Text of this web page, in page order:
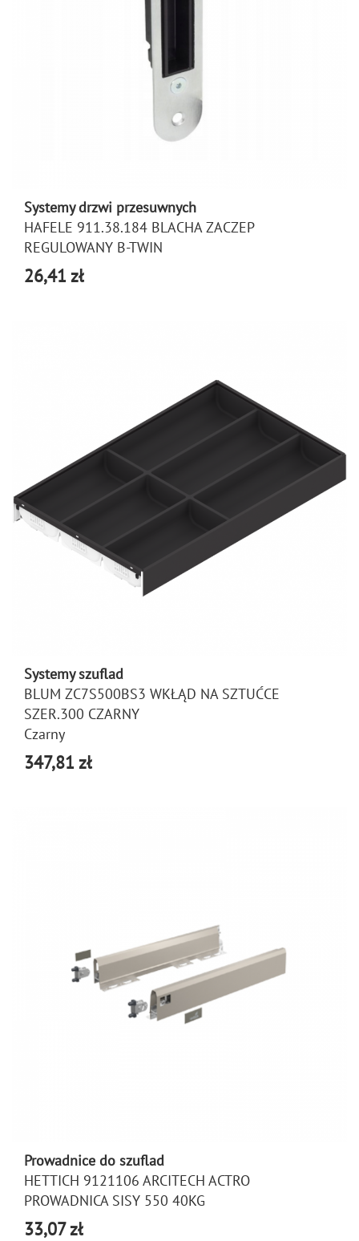
Systemy drzwi przesuwnych
HAFELE 911.38.184 BLACHA ZACZEP
REGULOWANY B-TWIN
26,41 zł
Systemy szuflad
BLUM ZC7S500BS3 WKŁĄD NA SZTUĆCE
SZER.300 CZARNY
Czarny
347,81 zł
Prowadnice do szuflad
HETTICH 9121106 ARCITECH ACTRO
PROWADNICA SISY 550 40KG
33,07 zł